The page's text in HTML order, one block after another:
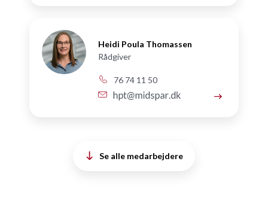
Heidi Poula Thomassen
Rådgiver
76 74 11 50
Se alle medarbejdere